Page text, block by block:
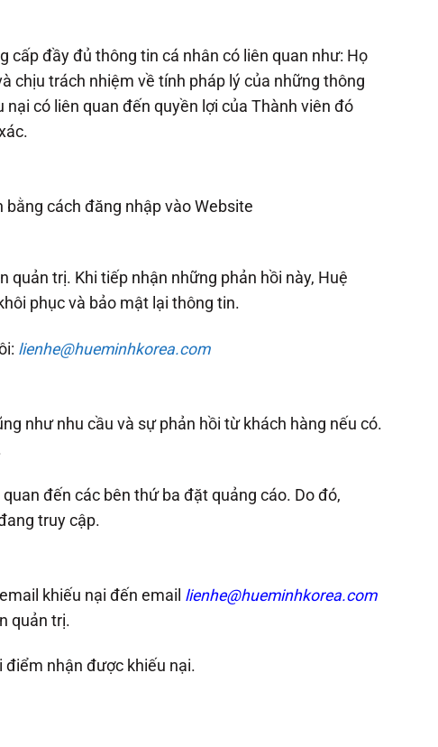
cấp đầy đủ thông tin cá nhân có liên quan như: Họ
chịu trách nhiệm về tính pháp lý của những thông
có liên quan đến quyền lợi của Thành viên đó
cách đăng nhập vào Website
quản trị. Khi tiếp nhận những phản hồi này, Huệ
phục và bảo mật lại thông tin.
lienhe@hueminhkorea.com
như nhu cầu và sự phản hồi từ khách hàng nếu có.
đến các bên thứ ba đặt quảng cáo. Do đó,
truy cập.
khiếu nại đến email lienhe@hueminhkorea.com
quản trị.
điểm nhận được khiếu nại.